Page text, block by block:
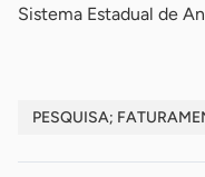
Sistema Estadual de
PESQUISA;